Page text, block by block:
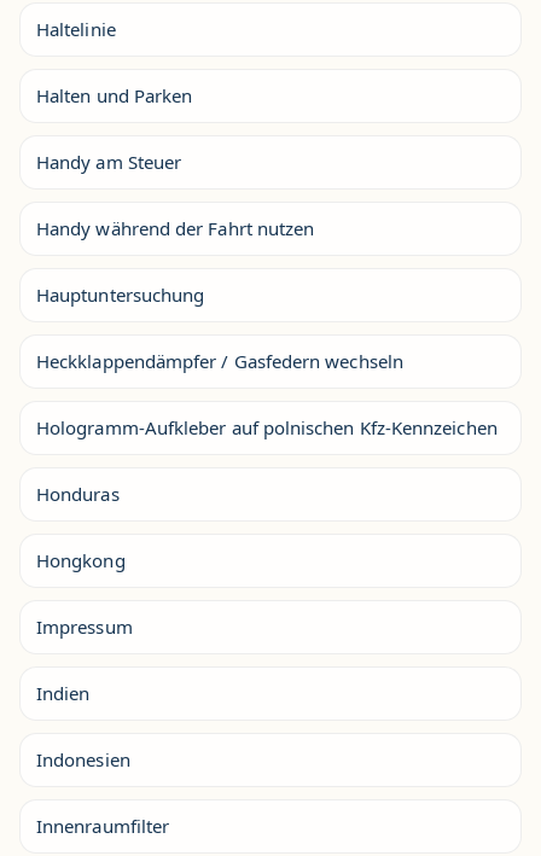
Haltelinie
Halten und Parken
Handy am Steuer
Handy während der Fahrt nutzen
Hauptuntersuchung
Heckklappendämpfer / Gasfedern wechseln
Hologramm-Aufkleber auf polnischen Kfz-Kennzeichen
Honduras
Hongkong
Impressum
Indien
Indonesien
Innenraumfilter